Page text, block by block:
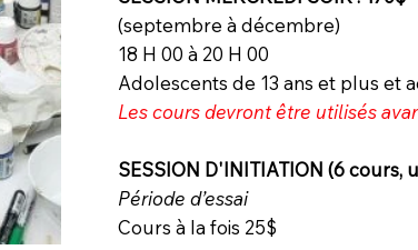
(septembre à décembre)
18 H 00 à 20 H 00
Adolescents de 13 ans et plus et
Les cours devront être utilisés
SESSION D'INITIATION (6 cours,
Période d’essai
Cours à la fois 25$